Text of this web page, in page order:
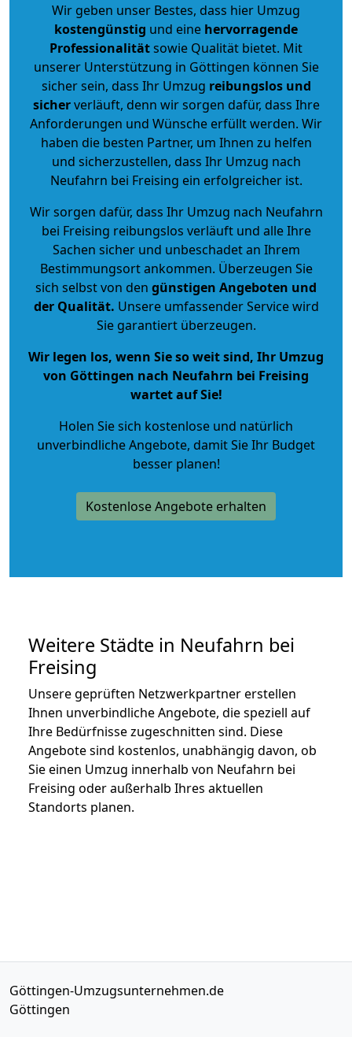
Wir geben unser Bestes, dass hier Umzug
kostengünstig und eine hervorragende
Professionalitätsowie Qualität bietet. Mit
unserer Unterstützung in Göttingen können Sie
sicher sein, dass Ihr Umzug reibungslos und
sicherverläuft, denn wir sorgen dafür, dass Ihre
Anforderungen und Wünsche erfüllt werden. Wir
haben die besten Partner, um Ihnen zu helfen
und sicherzustellen, dass Ihr Umzug nach
Neufahrn bei Freising ein erfolgreicher ist.
Wir sorgen dafür, dass Ihr Umzug nach Neufahrn
bei Freising reibungslos verläuft und alle Ihre
Sachen sicher und unbeschadet an Ihrem
Bestimmungsort ankommen. Überzeugen Sie
sich selbst von den günstigen Angeboten und
der Qualität. Unsere umfassender Service wird
Sie garantiert überzeugen.
Wir legen los, wenn Sie so weit sind, Ihr Umzug
von Göttingen nach Neufahrn bei Freising
wartet auf Sie!
Holen Sie sich kostenlose und natürlich
unverbindliche Angebote, damit Sie Ihr Budget
besser planen!
Kostenlose Angebote erhalten
Weitere Städte in Neufahrn bei
Freising
Unsere geprüften Netzwerkpartner erstellen
Ihnen unverbindliche Angebote, die speziell auf
Ihre Bedürfnisse zugeschnitten sind. Diese
Angebote sind kostenlos, unabhängig davon, ob
Sie einen Umzug innerhalb von Neufahrn bei
Freising oder außerhalb Ihres aktuellen
Standorts planen.
Göttingen-Umzugsunternehmen.de
Göttingen